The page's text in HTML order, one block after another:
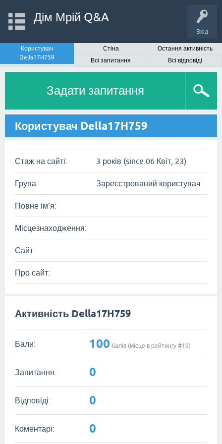
Вхід
Дім Мрій Q&A
Користувач
Della17H759
Стіна
Остання активність
Всі запитання
Всі відповіді
Задати запитання
Користувач Della17H759
Стаж на сайті: 3 років (since 06 Квіт, 23)
Група: Зареєстрований користувач
Повне ім’я:
Місцезнаходження:
Сайт:
Про сайт:
Активність Della17H759
Бали: 100 балів (місце в рейтингу #19)
Запитання: 0
Відповіді: 0
Коментарі: 0